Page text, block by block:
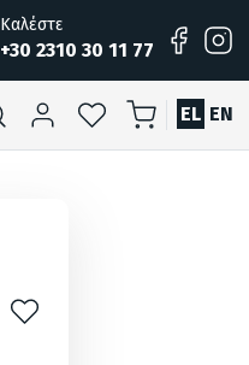
Καλέστε
+30 2310 30 11 77
EL EN